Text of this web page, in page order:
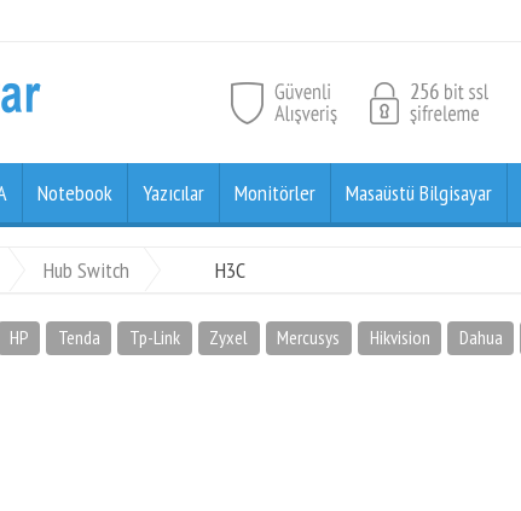
Notebook Yazıcılar Monitörler Masaüstü Bilgisayar
Hub Switch H3C
HP Tenda Tp-Link Zyxel Mercusys Hikvision Dahua